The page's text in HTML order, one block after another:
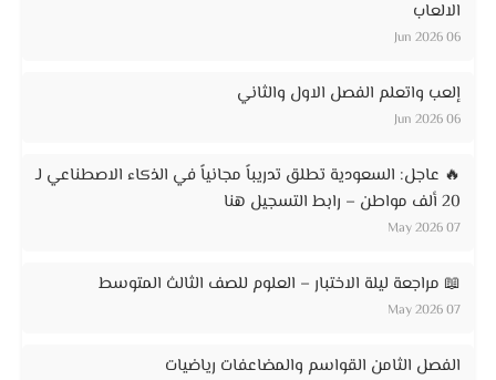
الالعاب
06 Jun 2026
إلعب واتعلم الفصل الاول والثاني
06 Jun 2026
🔥 عاجل: السعودية تطلق تدريباً مجانياً في الذكاء الاصطناعي لـ
20 ألف مواطن – رابط التسجيل هنا
07 May 2026
📖 مراجعة ليلة الاختبار – العلوم للصف الثالث المتوسط
07 May 2026
الفصل الثامن القواسم والمضاعفات رياضيات